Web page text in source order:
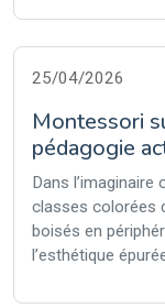
25/04/2026
Montessori
pédagogie
Dans
classes colorées
boisés en
l’esthétique